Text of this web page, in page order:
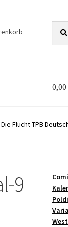
nach:
0,00
Flucht TPB
9